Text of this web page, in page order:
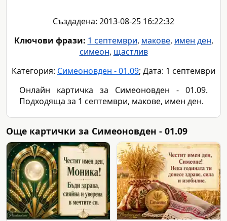
Създадена: 2013-08-25 16:22:32
Ключови фрази: 1 септември, макове, имен ден,
симеон, щастлив
Категория: Симеоновден - 01.09; Дата: 1 септември
Онлайн картичка за Симеоновден - 01.09.
Подходяща за 1 септември, макове, имен ден.
Още картички за Симеоновден - 01.09